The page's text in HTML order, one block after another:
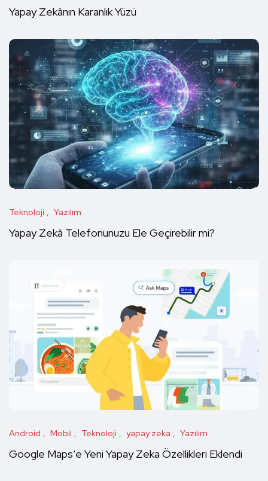
Yapay Zekânın Karanlık Yüzü
Teknoloji Yazılım
Yapay Zekâ Telefonunuzu Ele Geçirebilir mi?
Android Mobil Teknoloji yapay zeka Yazılım
Google Maps’e Yeni Yapay Zeka Özellikleri Eklendi